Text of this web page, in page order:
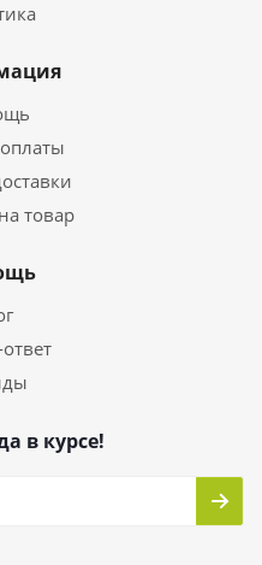
товар
в курсе!